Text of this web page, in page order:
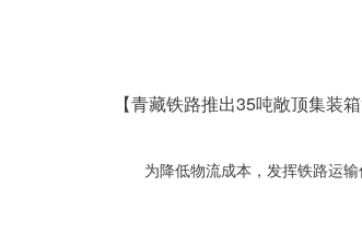
【青藏铁路推出35吨敞顶集装
为降低物流成本，发挥铁路运输